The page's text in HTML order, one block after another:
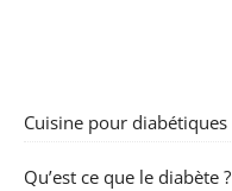
Cuisine pour diabétiques
Qu’est ce que le diabète ?